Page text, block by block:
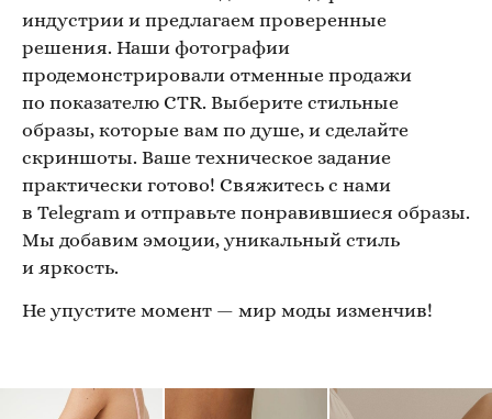
индустрии и предлагаем проверенные
решения. Наши фотографии
продемонстрировали отменные продажи
по показателю CTR. Выберите стильные
образы, которые вам по душе, и сделайте
скриншоты. Ваше техническое задание
практически готово! Свяжитесь с нами
в Telegram и отправьте понравившиеся образы.
Мы добавим эмоции, уникальный стиль
и яркость.
Не упустите момент — мир моды изменчив!